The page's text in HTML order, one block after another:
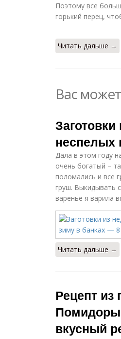
Поэтому все
горький перец,
Читать дальше →
Вас
неспелых
Дала в этом году
очень богатый –
поломались и все
груш. Выкидывать
варенье я варила
Читать дальше →
Рецепт
Помидоры
вкусный